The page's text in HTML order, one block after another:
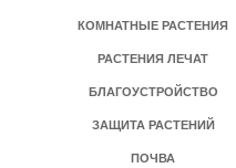
КОМНАТНЫЕ РАСТЕНИЯ
РАСТЕНИЯ ЛЕЧАТ
БЛАГОУСТРОЙСТВО
ЗАЩИТА РАСТЕНИЙ
ПОЧВА